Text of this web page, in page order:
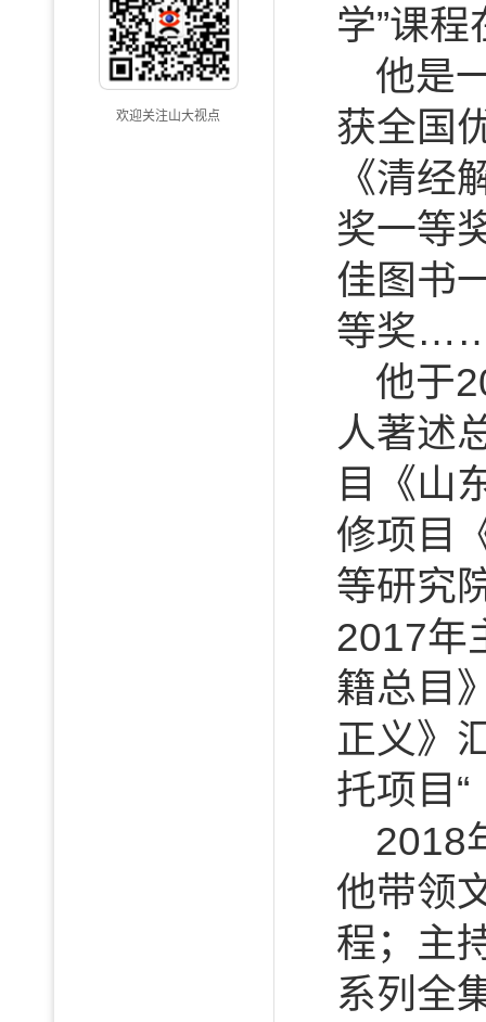
欢迎关注山大视点
学”课
他是
获全国
《清经
奖一等
佳图书
等奖
他于
人著述
目《山
修项目
等研究
2017年
籍总目
正义》
托项目
2018
他带领
程；主
系列